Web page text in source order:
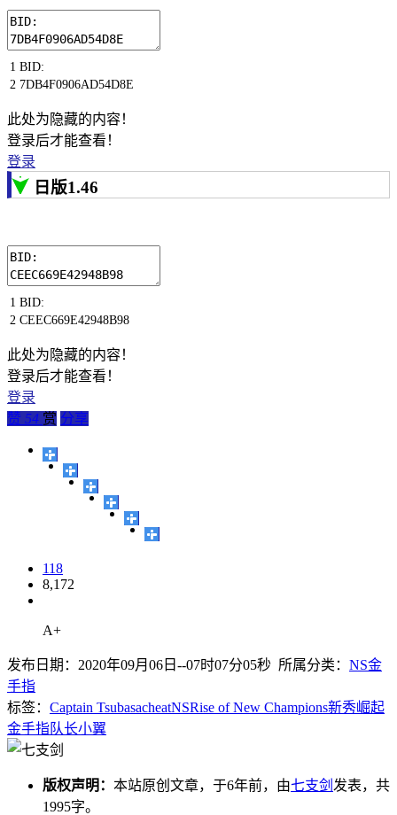
1
2
BID:
7DB4F0906AD54D8E
此处为隐藏的内容！
登录后才能查看！
登录
日版1.46
1
2
BID:
CEEC669E42948B98
此处为隐藏的内容！
登录后才能查看！
登录
赞 54 赏 分享
118
8,172
A+
发布日期：2020年09月06日--07时07分05秒 所属分类： NS金
手指
标签： Captain TsubasacheatNSRise of New Champions新秀崛起
金手指队长小翼
版权声明： 本站原创文章，于6年前，由七支剑 发表，共
1995字。